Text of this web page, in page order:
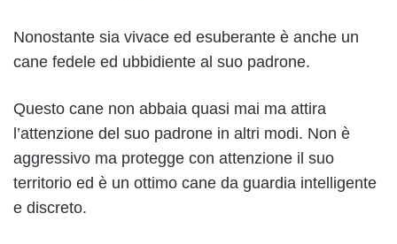
Nonostante sia vivace ed esuberante è anche un
cane fedele ed ubbidiente al suo padrone.
Questo cane non abbaia quasi mai ma attira
l’attenzione del suo padrone in altri modi. Non è
aggressivo ma protegge con attenzione il suo
territorio ed è un ottimo cane da guardia intelligente
e discreto.